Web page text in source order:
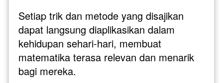
Setiap trik dan metode yang disajikan
dapat langsung diaplikasikan dalam
kehidupan sehari-hari, membuat
matematika terasa relevan dan menarik
bagi mereka.